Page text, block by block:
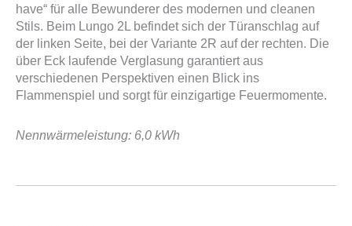
have“ für alle Bewunderer des modernen und cleanen
Stils. Beim Lungo 2L befindet sich der Türanschlag auf
der linken Seite, bei der Variante 2R auf der rechten. Die
über Eck laufende Verglasung garantiert aus
verschiedenen Perspektiven einen Blick ins
Flammenspiel und sorgt für einzigartige Feuermomente.
Nennwärmeleistung: 6,0 kWh